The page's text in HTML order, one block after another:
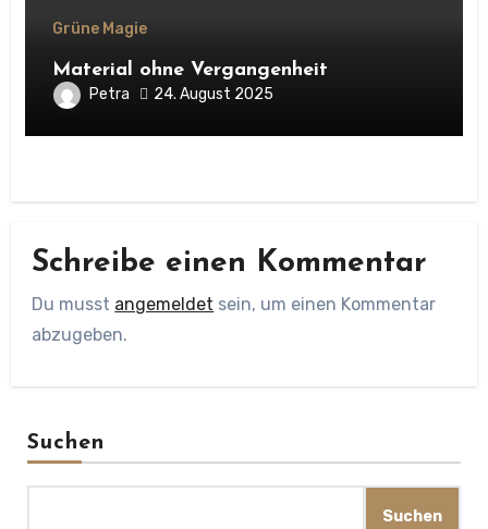
Grüne Magie
Material ohne Vergangenheit
Petra 24. August 2025
Schreibe einen Kommentar
Du musst angemeldet sein, um einen Kommentar
abzugeben.
Suchen
Suchen